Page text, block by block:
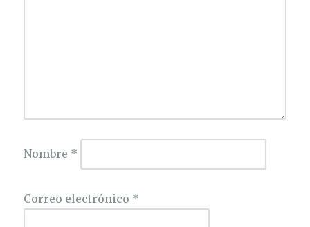
Nombre *
Correo electrónico *